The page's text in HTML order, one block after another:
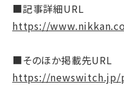
■記事詳細URL
https://
■そのほか掲載先URL
https://newswitch.jp/